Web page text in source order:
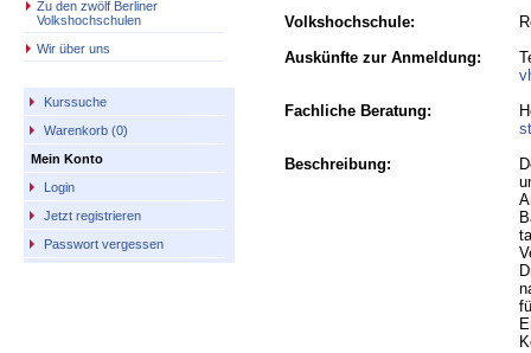
Zu den zwölf Berliner
Volkshochschulen
Wir über uns
Kurssuche
Warenkorb (0)
Mein Konto
Login
Jetzt registrieren
Passwort vergessen
Volkshochschule:
Auskünfte zur Anmeldung:
Fachliche Beratung:
Beschreibung: